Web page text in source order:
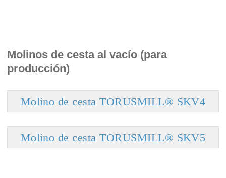
Molinos de cesta al vacío (para
producción)
Molino de cesta TORUSMILL® SKV4
Molino de cesta TORUSMILL® SKV5